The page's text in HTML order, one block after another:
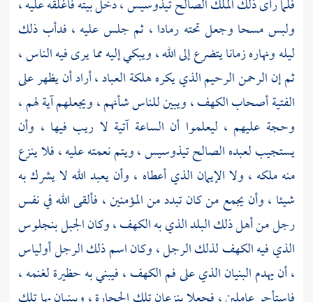
فلما رأى ذلك الملك الصالحتيذوسيس ،دخل بيته فأغلقه عليه ،
ولبس مسحا وجعل تحته رمادا ، ثم جلس عليه ، فدأب ذلك
ليله ونهاره زمانا يتضرع إلى الله ، ويبكي إليه مما يرى فيه الناس ،
ثم إن الرحمن الرحيم الذي يكره هلكة العباد ، أراد أن يظهر على
الفتيةأصحاب الكهف ،ويبين للناس شأنهم ، ويجعلهم آية لهم ،
وحجة عليهم ، ليعلموا أن الساعة آتية لا ريب فيها ، وأن
يستجيب لعبده الصالحتيذوسيس ،ويتم نعمته عليه ، فلا ينزع
منه ملكه ، ولا الإيمان الذي أعطاه ، وأن يعبد الله لا يشرك به
شيئا ، وأن يجمع من كان تبدد من المؤمنين ، فألقى الله في نفس
رجل من أهل ذلك البلد الذي به الكهف ، وكان الجبلبنجلوس
الذي فيه الكهف لذلك الرجل ، وكان اسم ذلك الرجلأولياس
،أن يهدم البنيان الذي على فم الكهف ، فيبني به حظيرة لغنمه ،